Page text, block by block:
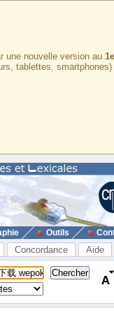
une nouvelle version au
tablettes,
Outils
Concordance Aide